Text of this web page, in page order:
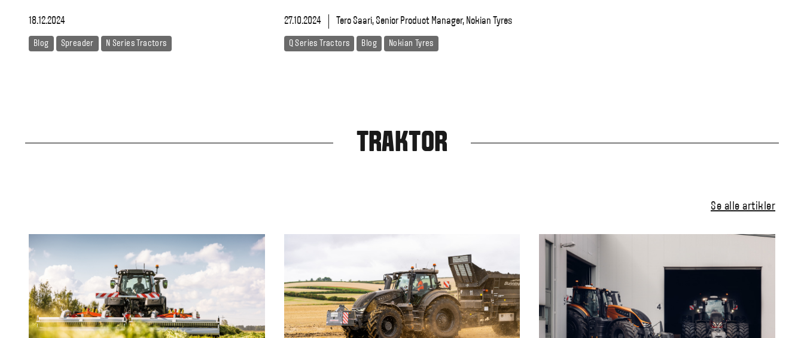
18.12.2024
Blog Spreader N Series Tractors
27.10.2024 Tero Saari, Senior Product Manager, Nokian Tyres
Q Series Tractors Blog Nokian Tyres
TRAKTOR
Se alle artikler